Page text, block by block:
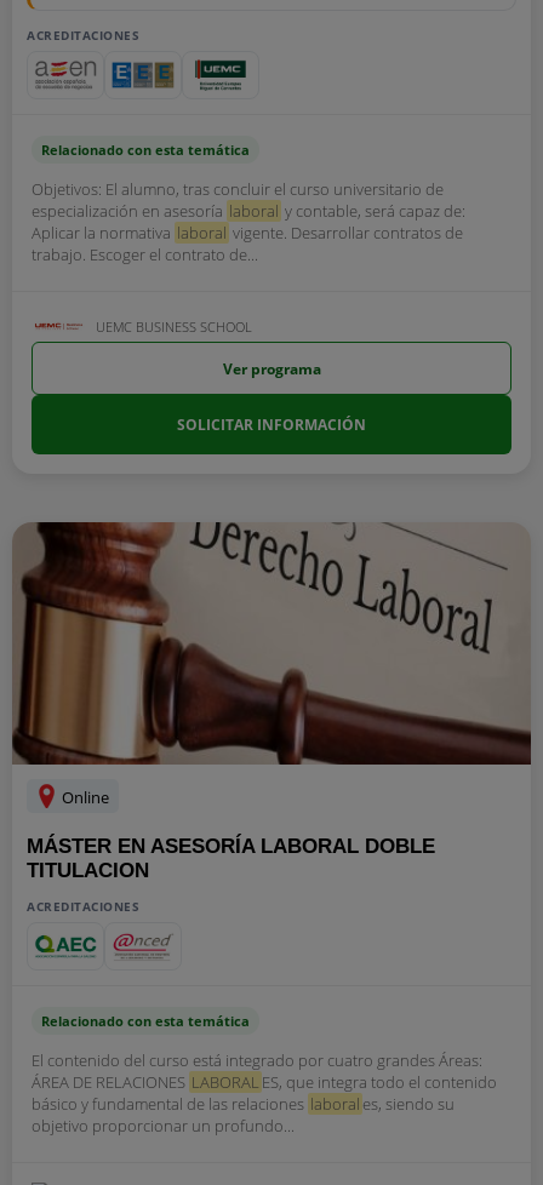
ACREDITACIONES
Relacionado con esta temática
Objetivos: El alumno, tras concluir el curso universitario de
especialización en asesoría laboral y contable, será capaz de:
Aplicar la normativa laboral vigente. Desarrollar contratos de
trabajo. Escoger el contrato de...
UEMC BUSINESS SCHOOL
Ver programa
SOLICITAR INFORMACIÓN
Online
MÁSTER EN ASESORÍA LABORAL DOBLE
TITULACION
ACREDITACIONES
Relacionado con esta temática
El contenido del curso está integrado por cuatro grandes Áreas:
ÁREA DE RELACIONES LABORAL ES, que integra todo el contenido
básico y fundamental de las relaciones laboral es, siendo su
objetivo proporcionar un profundo...